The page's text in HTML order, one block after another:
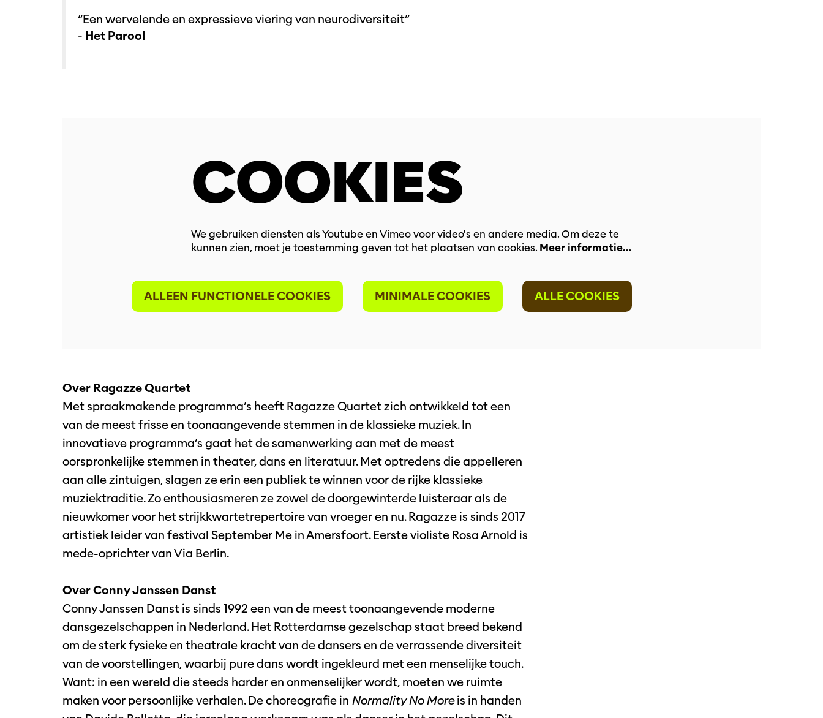
“Een wervelende en expressieve viering van neurodiversiteit”
- Het Parool
COOKIES
We gebruiken diensten als Youtube en Vimeo voor video's en andere media. Om deze te
kunnen zien, moet je toestemming geven tot het plaatsen van cookies. Meer informatie…
ALLEEN FUNCTIONELE COOKIES MINIMALE COOKIES ALLE COOKIES
Over Ragazze Quartet
Met spraakmakende programma’s heeft Ragazze Quartet zich ontwikkeld tot een
van de meest frisse en toonaangevende stemmen in de klassieke muziek. In
innovatieve programma’s gaat het de samenwerking aan met de meest
oorspronkelijke stemmen in theater, dans en literatuur. Met optredens die appelleren
aan alle zintuigen, slagen ze erin een publiek te winnen voor de rijke klassieke
muziektraditie. Zo enthousiasmeren ze zowel de doorgewinterde luisteraar als de
nieuwkomer voor het strijkkwartetrepertoire van vroeger en nu. Ragazze is sinds 2017
artistiek leider van festival September Me in Amersfoort. Eerste violiste Rosa Arnold is
mede-oprichter van Via Berlin.
Over Conny Janssen Danst
Conny Janssen Danst is sinds 1992 een van de meest toonaangevende moderne
dansgezelschappen in Nederland. Het Rotterdamse gezelschap staat breed bekend
om de sterk fysieke en theatrale kracht van de dansers en de verrassende diversiteit
van de voorstellingen, waarbij pure dans wordt ingekleurd met een menselijke touch.
Want: in een wereld die steeds harder en onmenselijker wordt, moeten we ruimte
maken voor persoonlijke verhalen. De choreografie in Normality No Moreis in handen